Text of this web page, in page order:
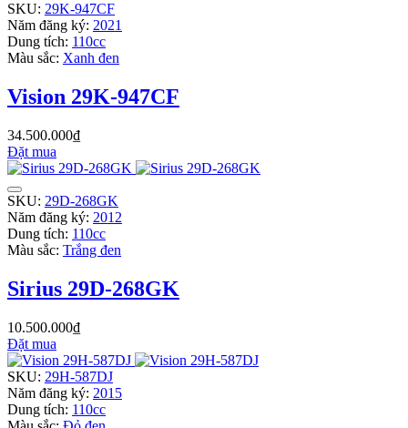
SKU: 29K-947CF
Năm đăng ký: 2021
Dung tích: 110cc
Màu sắc: Xanh đen
Vision 29K-947CF
34.500.000₫
Đặt mua
SKU: 29D-268GK
Năm đăng ký: 2012
Dung tích: 110cc
Màu sắc: Trắng đen
Sirius 29D-268GK
10.500.000₫
Đặt mua
SKU: 29H-587DJ
Năm đăng ký: 2015
Dung tích: 110cc